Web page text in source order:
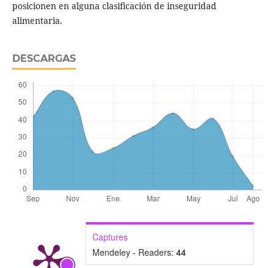
posicionen en alguna clasificación de inseguridad
alimentaria.
DESCARGAS
Captures
Mendeley - Readers: 44